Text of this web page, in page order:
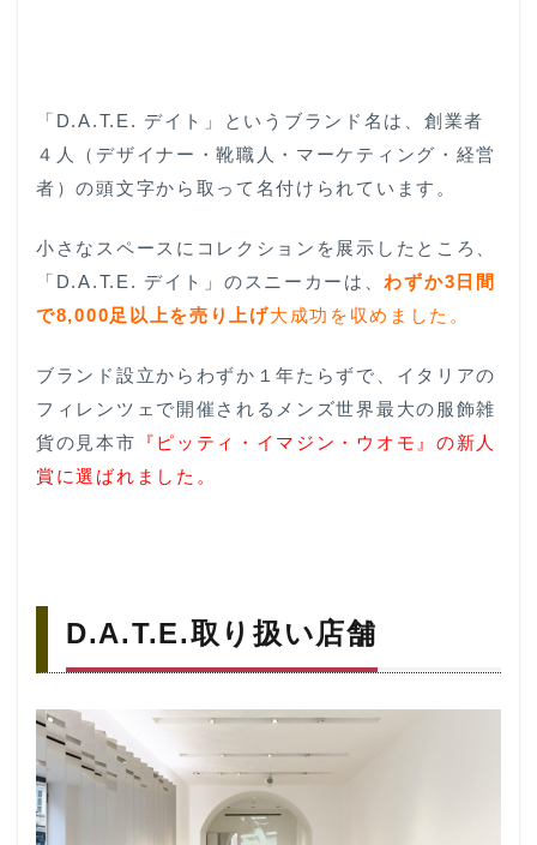
-HILL
LOW
ルロ
5.3
になる
デイトの
ーは見つ
かりまし
たでしょ
うか？
7
最
に
「D.A.T.E. デイト」というブランド名は、創業者
４人（デザイナー・靴職人・マーケティング・経営
者）の頭文字から取って名付けられています。
小さなスペースにコレクションを展示したところ
「D.A.T.E. デイト」 のスニーカーは、わずか3 日間
で8,000足以上を売り上げ大成功を収めました。
ブランド設立からわずか１年たらずで、イタリアの
フィレンツェで開催されるメンズ世界最大の服飾雑
貨の見本市 『ピッティ・イマジン・ウオモ』の新人
賞に選ばれました。
D.A.T.E.取り扱い店舗